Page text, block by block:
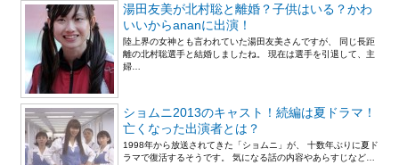
湯田友美が北村聡と離婚？子供はいる？かわ
いいからananに出演！
陸上界の女神とも言われていた湯田友美さんですが、 同じ長距
離の北村聡選手と結婚しましたね。 現在は選手を引退して、主
婦…
ショムニ2013のキャスト！続編は夏ドラマ！
亡くなった出演者とは？
1998年から放送されてきた「ショムニ」が、 十数年ぶりに夏ド
ラマで復活するそうです。 気になる話の内容やあらすじなど…